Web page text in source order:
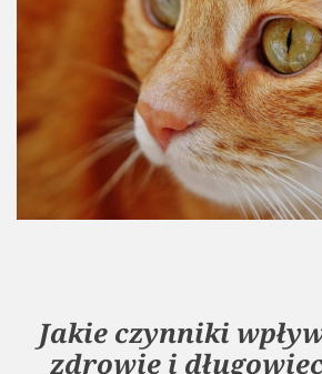
Jakie czynniki
zdrowie i